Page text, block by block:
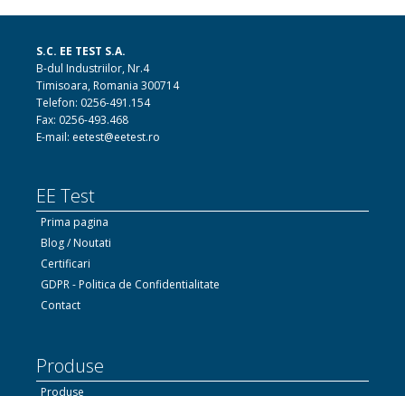
S.C. EE TEST S.A.
B-dul Industriilor, Nr.4
Timisoara, Romania 300714
Telefon: 0256-491.154
Fax: 0256-493.468
E-mail: eetest@eetest.ro
EE Test
Prima pagina
Blog / Noutati
Certificari
GDPR - Politica de Confidentialitate
Contact
Produse
Produse